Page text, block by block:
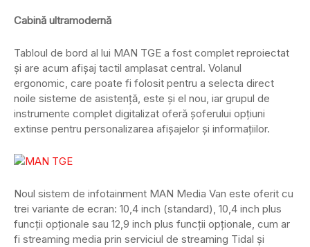
Cabină ultramodernă
Tabloul de bord al lui MAN TGE a fost complet reproiectat
și are acum afișaj tactil amplasat central. Volanul
ergonomic, care poate fi folosit pentru a selecta direct
noile sisteme de asistență, este și el nou, iar grupul de
instrumente complet digitalizat oferă șoferului opțiuni
extinse pentru personalizarea afișajelor și informațiilor.
Noul sistem de infotainment MAN Media Van este oferit cu
trei variante de ecran: 10,4 inch (standard), 10,4 inch plus
funcții opționale sau 12,9 inch plus funcții opționale, cum ar
fi streaming media prin serviciul de streaming Tidal și